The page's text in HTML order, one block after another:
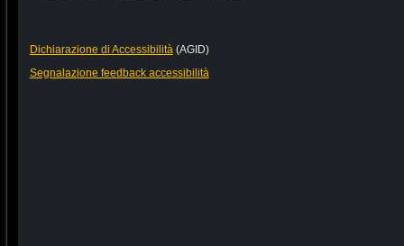
Dichiarazione di Accessibilità (AGID)
Segnalazione feedback accessibilità